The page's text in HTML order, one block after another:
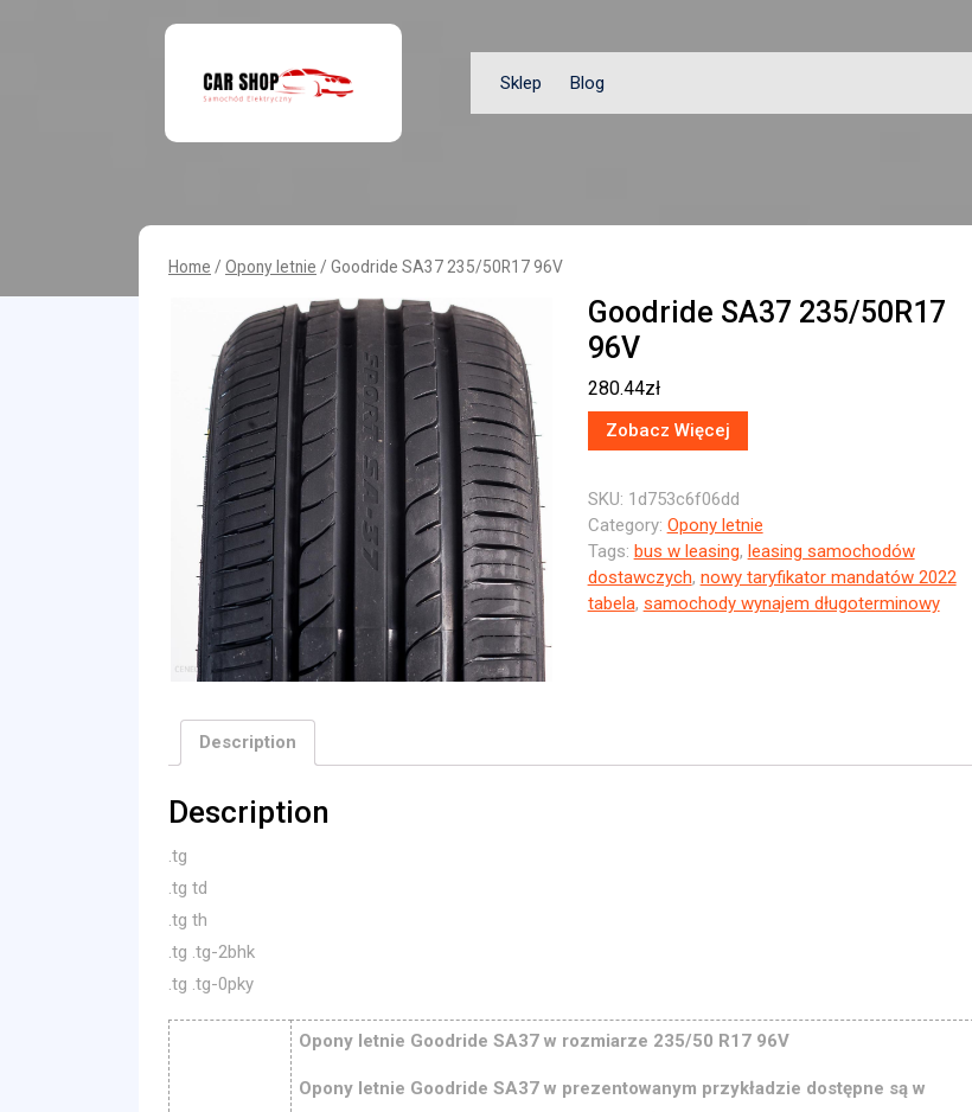
Sklep
Blog
Home / Opony letnie / Goodride SA37 235/50R17 96V
Goodride SA37 235/50R17
96V
280.44zł
Zobacz Więcej
SKU: 1d753c6f06dd
Category: Opony letnie
Tags: bus w leasing, leasing samochodów
dostawczych, nowy taryfikator mandatów 2022
tabela, samochody wynajem długoterminowy
Description
Description
.tg
.tg td
.tg th
.tg .tg-2bhk
.tg .tg-0pky
Opony letnie Goodride SA37 w rozmiarze 235/50 R17 96V
Opony letnie Goodride SA37 w prezentowanym przykładzie dostępne są w